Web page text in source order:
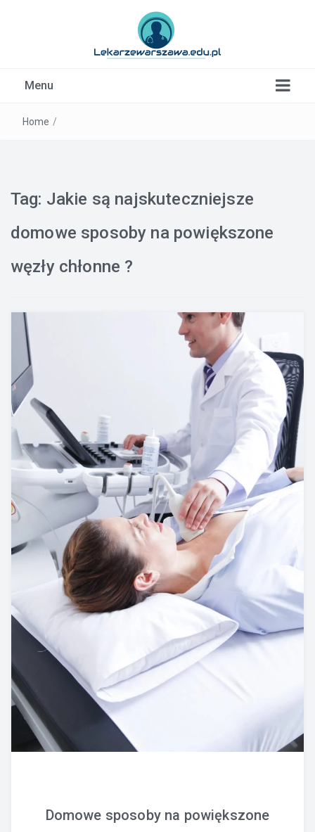
Menu
Home /
Tag: Jakie są najskuteczniejsze
domowe sposoby na powiększone
węzły chłonne ?
Domowe sposoby na powiększone